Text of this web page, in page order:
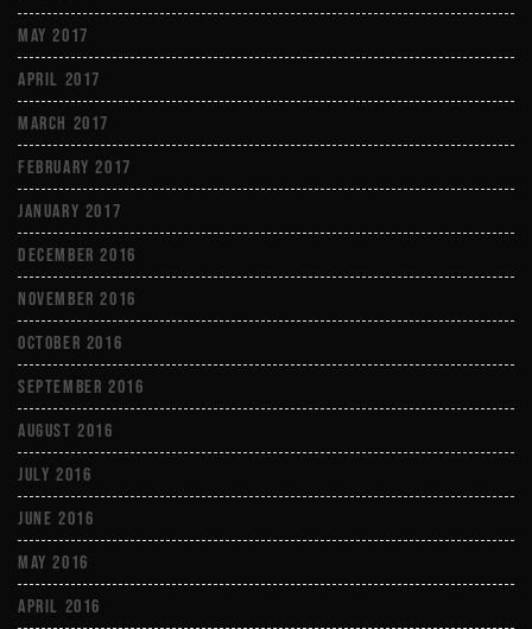
May 2017
April 2017
March 2017
February 2017
January 2017
December 2016
November 2016
October 2016
September 2016
August 2016
July 2016
June 2016
May 2016
April 2016